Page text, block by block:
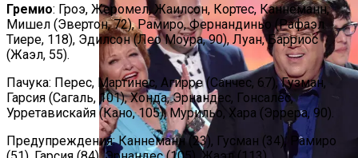
Гремио: Гроэ, Жеромел, Жаилсон, Кортес, Каннеманн,
Мишел (Эвертон, 72), Рамиро, Фернандиньо (Рафаэл
Тиере, 118), Эдилсон (Лео Моура, 90), Луан, Барриос
(Жаэл, 55).
Пачука: Перес, Мартинес, Агирре (Санчес, 67), Гузман,
Гарсия (Сагаль, 101), Хонда, Эрнандес, Гонсалес,
Урретавискайя (Кано, 105), Мурильо, Хара (Эррера, 90).
Предупреждения: Каннеманн (23), Гусман (34), Рамиро